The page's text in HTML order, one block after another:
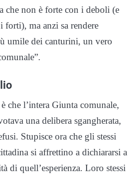
che non è forte con i deboli (e
forti), ma anzi sa rendere
umile dei canturini, un vero
che l’intera Giunta comunale,
una delibera sgangherata,
Stupisce ora che gli stessi
si affrettino a dichiararsi a
di quell’esperienza. Loro stessi